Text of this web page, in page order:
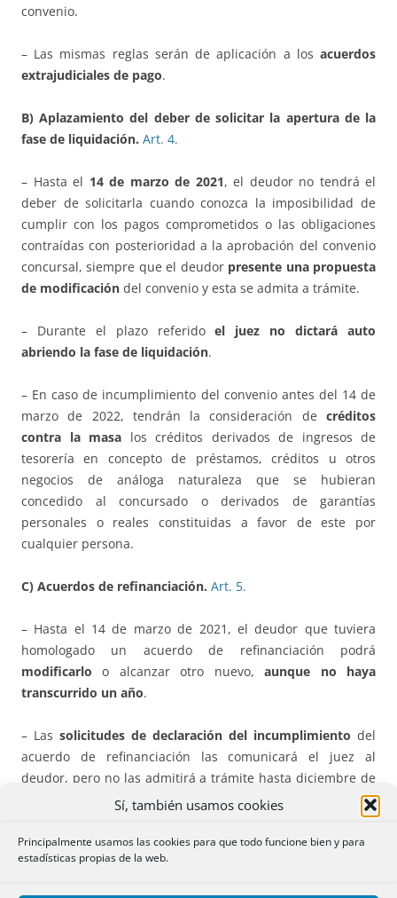
Sí, también usamos cookies
Principalmente usamos las cookies para que todo funcione bien y para
estadísticas propias de la web.
convenio.
– Las mismas reglas serán de aplicación a los acuerdos
extrajudiciales de pago.
B) Aplazamiento del deber de solicitar la apertura de la
fase de liquidación. Art. 4.
– Hasta el 14 de marzo de 2021, el deudor no tendrá el
deber de solicitarla cuando conozca la imposibilidad de
cumplir con los pagos comprometidos o las obligaciones
contraídas con posterioridad a la aprobación del convenio
concursal, siempre que el deudor presente una propuesta
de modificación del convenio y esta se admita a trámite.
– Durante el plazo referidoel juez no dictará auto
abriendo la fase de liquidación.
– En caso de incumplimiento del convenio antes del 14 de
marzo de 2022, tendrán la consideración de créditos
contra la masa los créditos derivados de ingresos de
tesorería en concepto de préstamos, créditos u otros
negocios de análoga naturaleza que se hubieran
concedido al concursado o derivados de garantías
personales o reales constituidas a favor de este por
cualquier persona.
C) Acuerdos de refinanciación. Art. 5.
– Hasta el 14 de marzo de 2021, el deudor que tuviera
homologado un acuerdo de refinanciación podrá
modificarlo o alcanzar otro nuevo,aunque no haya
transcurrido un año.
– Las solicitudes de declaración del incumplimiento del
acuerdo de refinanciación las comunicará el juez al
deudor, pero no las admitirá a trámite hasta diciembre de
2020. Mientras, el deudor podrá comunicar al juzgado que
ha iniciado o pretende iniciar negociaciones, lo que le
permite contar con tres meses para lograr el acuerdo, tras
los cuales el juez admitirá a trámite las solicitudes